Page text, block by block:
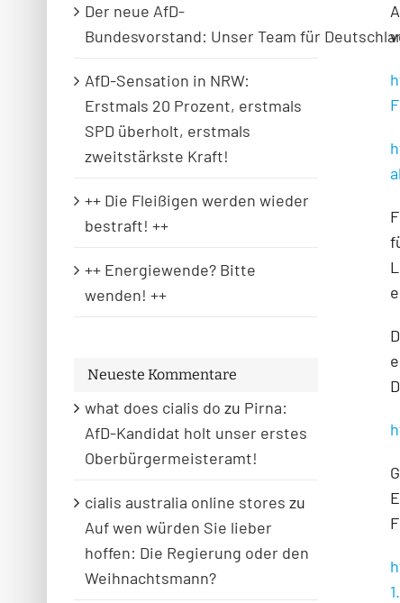
Der neue AfD-
Bundesvorstand: Unser Team für
AfD-Sensation in NRW:
Erstmals 20 Prozent, erstmals
SPD überholt, erstmals
zweitstärkste Kraft!
++ Die Fleißigen werden wieder
bestraft! ++
++ Energiewende? Bitte
wenden! ++
Neueste Kommentare
what does cialis do zu Pirna:
AfD-Kandidat holt unser erstes
Oberbürgermeisteramt!
cialis australia online stores zu
Auf wen würden Sie lieber
hoffen: Die Regierung oder den
Weihnachtsmann?